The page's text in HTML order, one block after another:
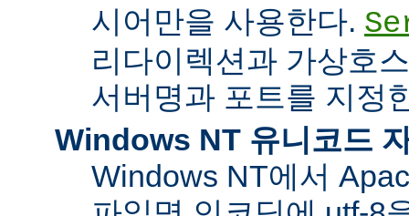
시어만을 사용한다.
리다이렉션과 가상호
서버명과 포트를 지정
Windows NT 유니코드
Windows NT에서